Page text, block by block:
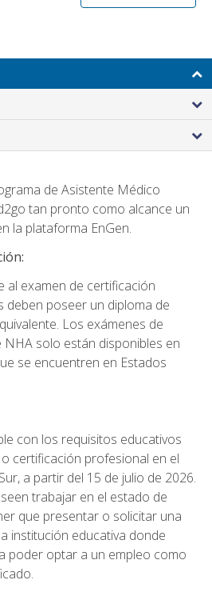
de Asistente Médico
tan pronto como alcance un
la plataforma EnGen.
al examen de certificación
deben poseer un diploma de
Los exámenes de
solo están disponibles en
se encuentren en Estados
con los requisitos educativos
certificación profesional en el
a partir del 15 de julio de 2026.
trabajar en el estado de
que presentar o solicitar una
institución educativa donde
poder optar a un empleo como